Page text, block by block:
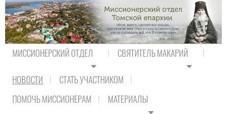
МИССИОНЕРСКИЙ ОТДЕЛ СВЯТИТЕЛЬ МАКАРИЙ
НОВОСТИ
СТАТЬ УЧАСТНИКОМ
ПОМОЧЬ МИССИОНЕРАМ
МАТЕРИАЛЫ
Новости